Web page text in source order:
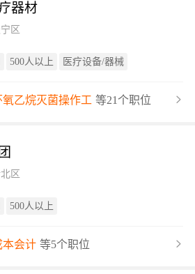
器材
区
500人以上 医疗设备/器械
氧乙烷灭菌操作工 等21个职位
区
500人以上
本会计 等5个职位